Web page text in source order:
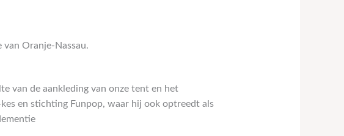
van Oranje-Nassau.
van de aankleding van onze tent en het
en stichting Funpop, waar hij ook optreedt als